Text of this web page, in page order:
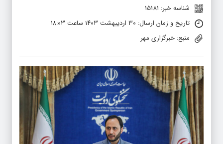
شناسه خبر: 15181
تاریخ و زمان ارسال: ۳۰ اردیبهشت ۱۴۰۳ ساعت ۱۸:۰۳
منبع: خبرگزاری مهر